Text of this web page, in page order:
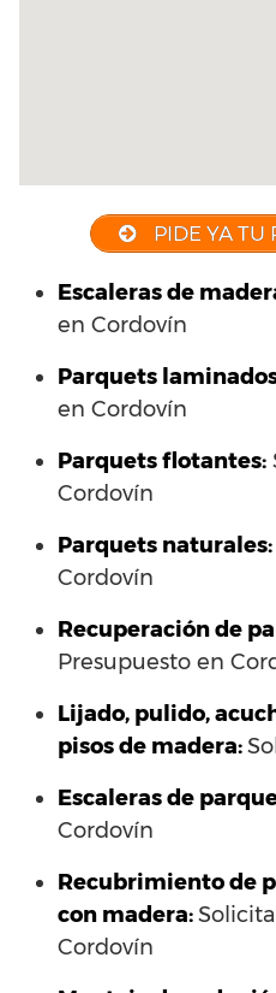
PIDE YA TU
Escaleras de
en Cordovín
Parquets
en Cordovín
Parquets flotantes:
Cordovín
Parquets naturales:
Cordovín
Recuperación de
Presupuesto en
Lijado, pulido,
pisos de madera:
Escaleras de
Cordovín
Recubrimiento de
con madera:
Cordovín